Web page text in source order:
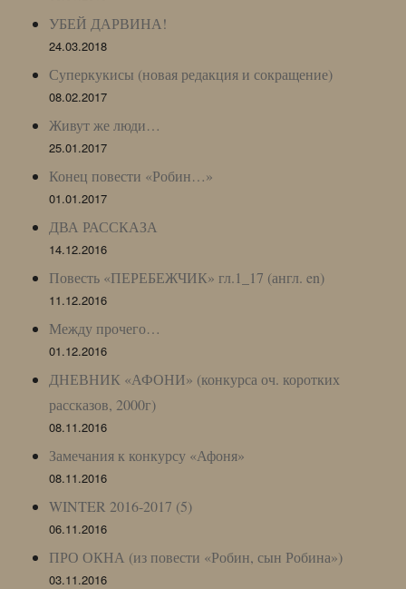
УБЕЙ ДАРВИНА!
24.03.2018
Суперкукисы (новая редакция и сокращение)
08.02.2017
Живут же люди…
25.01.2017
Конец повести «Робин…»
01.01.2017
ДВА РАССКАЗА
14.12.2016
Повесть «ПЕРЕБЕЖЧИК» гл.1_17 (англ. en)
11.12.2016
Между прочего…
01.12.2016
ДНЕВНИК «АФОНИ» (конкурса оч. коротких
рассказов, 2000г)
08.11.2016
Замечания к конкурсу «Афоня»
08.11.2016
WINTER 2016-2017 (5)
06.11.2016
ПРО ОКНА (из повести «Робин, сын Робина»)
03.11.2016